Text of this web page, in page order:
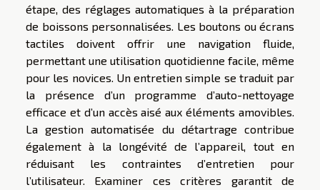
étape, des réglages automatiques à la préparation
de boissons personnalisées. Les boutons ou écrans
tactiles doivent offrir une navigation fluide,
permettant une utilisation quotidienne facile, même
pour les novices. Un entretien simple se traduit par
la présence d’un programme d’auto-nettoyage
efficace et d’un accès aisé aux éléments amovibles.
La gestion automatisée du détartrage contribue
également à la longévité de l’appareil, tout en
réduisant les contraintes d’entretien pour
l’utilisateur. Examiner ces critères garantit de